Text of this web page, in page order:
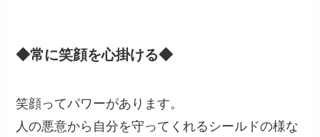
◆常に笑顔を心掛ける◆
笑顔ってパワーがあります。
人の悪意から自分を守ってくれるシールドの様な